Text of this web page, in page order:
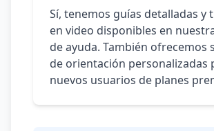
Sí, tenemos guías detalladas y
en video disponibles en
de ayuda. También ofrecemos
de orientación personalizadas
nuevos usuarios de planes